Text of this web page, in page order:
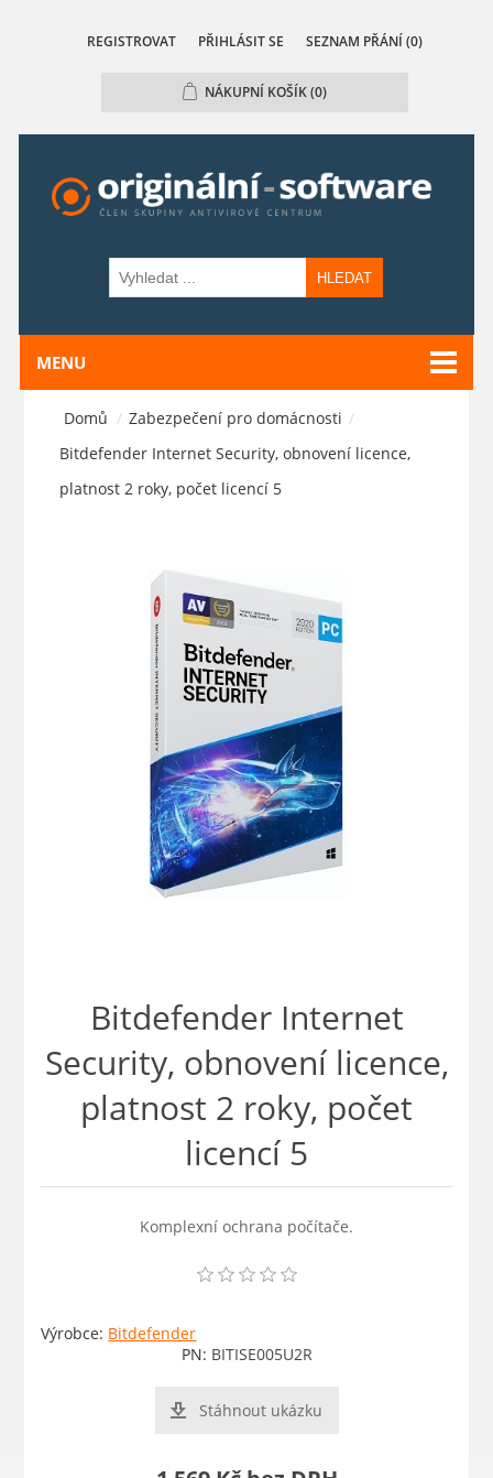
REGISTROVAT PŘIHLÁSIT SE SEZNAM PŘÁNÍ (0)
NÁKUPNÍ KOŠÍK(0)
HLEDAT
MENU
Domů / Zabezpečení pro domácnosti /
Bitdefender Internet Security, obnovení licence,
platnost 2 roky, počet licencí 5
Bitdefender Internet
Security, obnovení licence,
platnost 2 roky, počet
licencí 5
Komplexní ochrana počítače.
Výrobce: Bitdefender
PN: BITISE005U2R
Stáhnout ukázku